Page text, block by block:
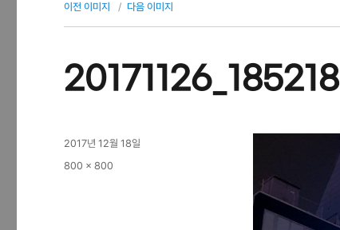
이전 이미지 다음 이미지
20171126_185218
작
성
2017년 12월 18일
전
800 × 800